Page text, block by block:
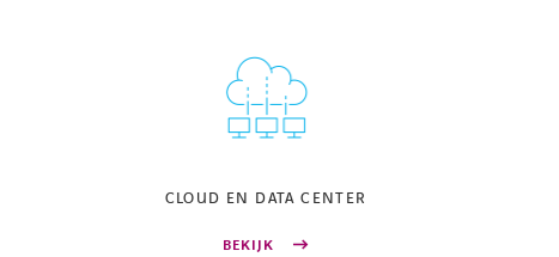
CLOUD EN DATA CENTER
BEKIJK